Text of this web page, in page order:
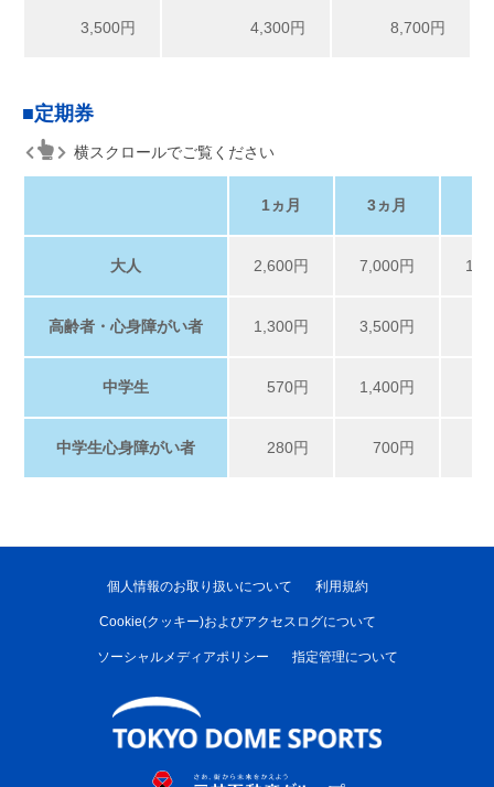
3,500円 4,300円 8,700円
■定期券
横スクロールでご覧ください
1ヵ月 3ヵ月
大人 2,600円 7,000円
高齢者・心身障がい者 1,300円 3,500円
中学生 570円 1,400円
中学生心身障がい者 280円 700円
個人情報のお取り扱いについて 利用規約
Cookie(クッキー)およびアクセスログについて
ソーシャルメディアポリシー 指定管理について